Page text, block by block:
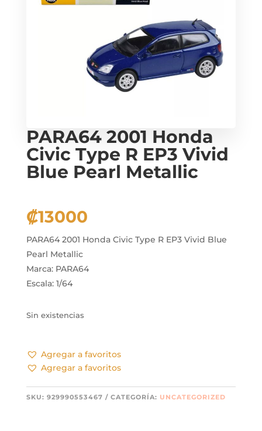
PARA64 2001 Honda
Civic Type R EP3 Vivid
Blue Pearl Metallic
₡13000
PARA64 2001 Honda Civic Type R EP3 Vivid Blue
Pearl Metallic
Marca: PARA64
Escala: 1/64
Sin existencias
Agregar a favoritos
Agregar a favoritos
SKU: 929990553467 CATEGORÍA: UNCATEGORIZED